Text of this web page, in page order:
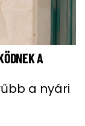
A
a nyári